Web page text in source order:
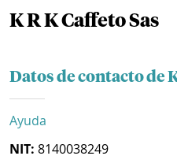
K R K Caffeto Sas
Datos de contacto de
Ayuda
NIT: 8140038249